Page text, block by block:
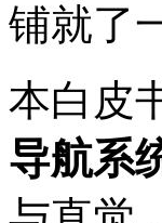
铺就了
本白皮
导航系